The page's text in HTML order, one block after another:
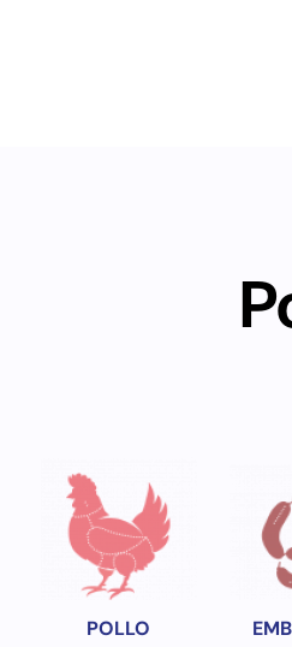
POLLO